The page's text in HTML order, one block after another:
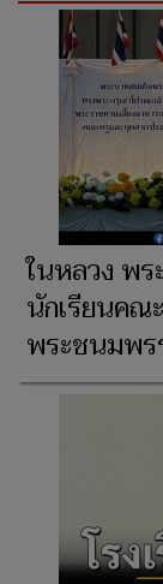
ในหลวง พร
นักเรียนคณ
พระชนมพ